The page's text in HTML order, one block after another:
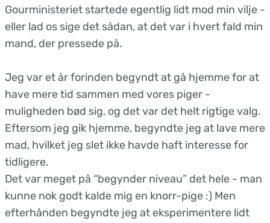
Gourministeriet startede egentlig lidt mod min vilje -
eller lad os sige det sådan, at det var i hvert fald min
mand, der pressede på.
Jeg var et år forinden begyndt at gå hjemme for at
have mere tid sammen med vores piger -
muligheden bød sig, og det var det helt rigtige valg.
Eftersom jeg gik hjemme, begyndte jeg at lave mere
mad, hvilket jeg slet ikke havde haft interesse for
tidligere.
Det var meget på “begynder niveau” det hele - man
kunne nok godt kalde mig en knorr-pige :) Men
efterhånden begyndte jeg at eksperimentere lidt